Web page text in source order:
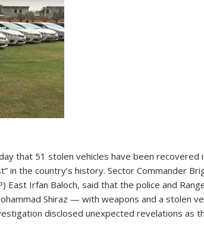
that 51 stolen vehicles have been recovered
in the country’s history. Sector Commander
East Irfan Baloch, said that the police and
Shiraz — with weapons and a stolen
disclosed unexpected revelations as